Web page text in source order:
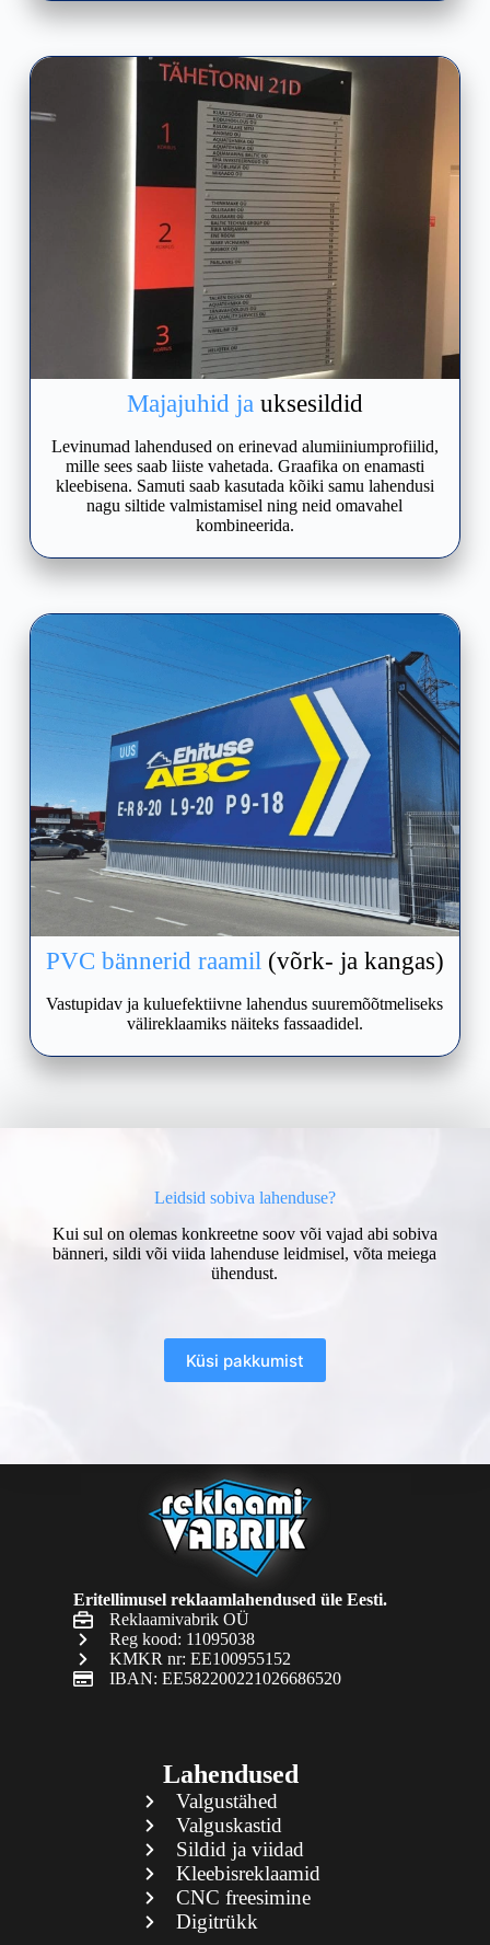
Majajuhid ja uksesildid
Levinumad lahendused on erinevad alumiiniumprofiilid,
mille sees saab liiste vahetada. Graafika on enamasti
kleebisena. Samuti saab kasutada kõiki samu lahendusi
nagu siltide valmistamisel ning neid omavahel
kombineerida.
PVC bännerid raamil (võrk- ja kangas)
Vastupidav ja kuluefektiivne lahendus suuremõõtmeliseks
välireklaamiks näiteks fassaadidel.
Leidsid sobiva lahenduse?
Kui sul on olemas konkreetne soov või vajad abi sobiva
bänneri, sildi või viida lahenduse leidmisel, võta meiega
ühendust.
Küsi pakkumist
Eritellimusel reklaamlahendused üle Eesti.
Reklaamivabrik OÜ
Reg kood: 11095038
KMKR nr: EE100955152
IBAN: EE582200221026686520
Lahendused
Valgustähed
Valguskastid
Sildid ja viidad
Kleebisreklaamid
CNC freesimine
Digitrükk